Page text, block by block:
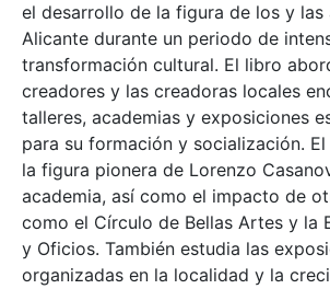
el desarrollo de la figura de los y las
Alicante durante un periodo de
transformación cultural. El libro
creadores y las creadoras locales
talleres, academias y exposiciones
para su formación y socialización.
la figura pionera de Lorenzo
academia, así como el impacto de
como el Círculo de Bellas Artes y la
y Oficios. También estudia las
organizadas en la localidad y la